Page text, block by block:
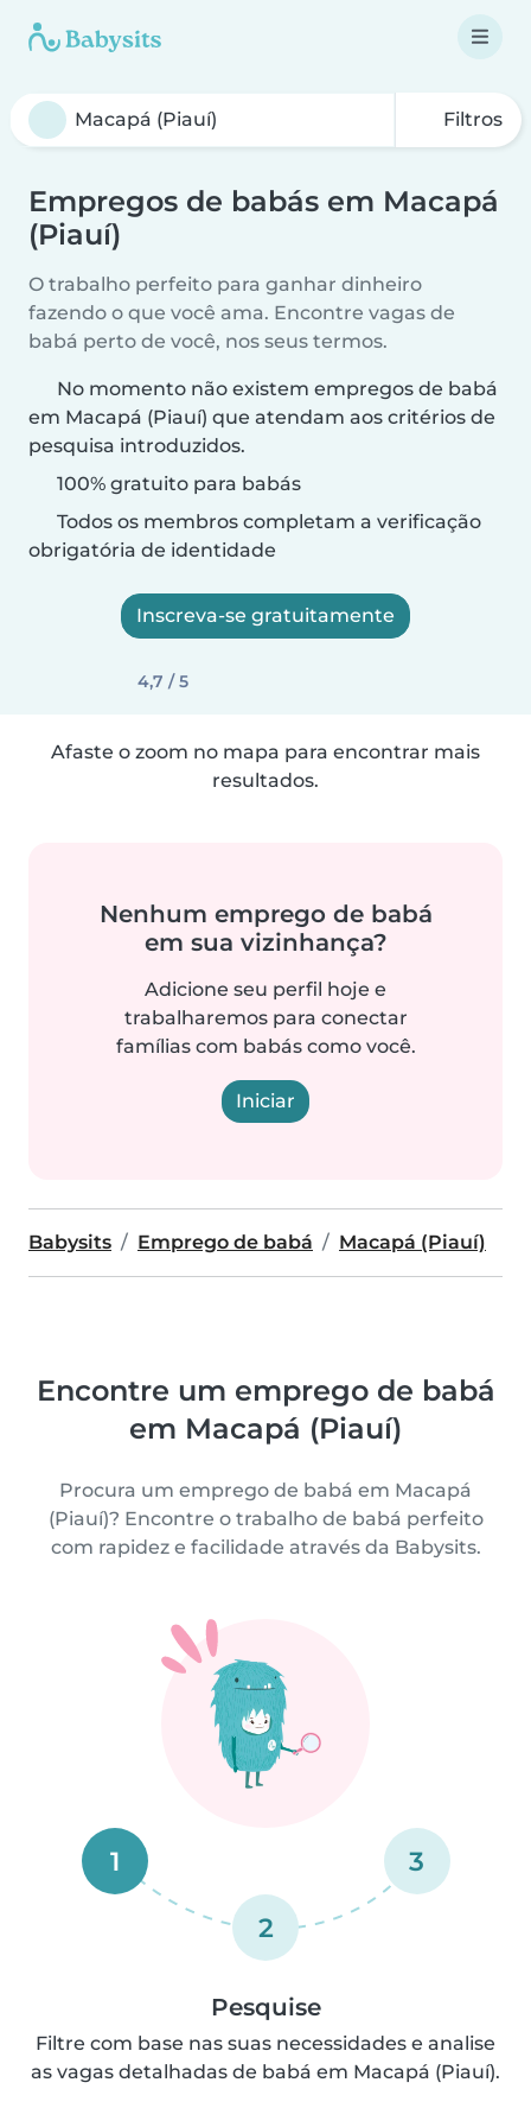
Filtros
Empregos de babás em Macapá
(Piauí)
O trabalho perfeito para ganhar dinheiro
fazendo o que você ama. Encontre vagas de
babá perto de você, nos seus termos.
No momento não existem empregos de babá
em Macapá (Piauí) que atendam aos critérios de
pesquisa introduzidos.
100% gratuito para babás
Todos os membros completam a verificação
obrigatória de identidade
Inscreva-se gratuitamente
4,7 / 5
Afaste o zoom no mapa para encontrar mais
resultados.
Nenhum emprego de babá
em sua vizinhança?
Adicione seu perfil hoje e
trabalharemos para conectar
famílias com babás como você.
Iniciar
Babysits Emprego de babá Macapá (Piauí)
Encontre um emprego de babá
em Macapá (Piauí)
Procura um emprego de babá em Macapá
(Piauí)? Encontre o trabalho de babá perfeito
com rapidez e facilidade através da Babysits.
1
2
3
Pesquise
Filtre com base nas suas necessidades e analise
as vagas detalhadas de babá em Macapá (Piauí).